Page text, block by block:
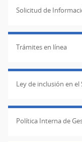
Solicitud de
Trámites en línea
Ley de inclusión en el
Política Interna de